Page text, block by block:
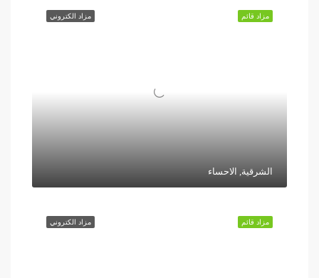
مزاد الكتروني مزاد قائم
الشرقية, الاحساء
مزاد الكتروني مزاد قائم